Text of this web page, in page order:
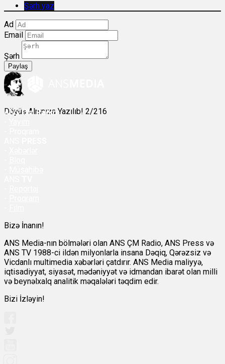
Şərh yaz
Ad
Email
Şərh
Paylaş
Döyüş Alnınıza Yazılıb! 2/216
ANSÇM Radio
Bizə İnanın!
ANS Media-nın bölmələri olan ANS ÇM Radio, ANS Press və
ANS TV 1988-ci ildən milyonlarla insana Dəqiq, Qərəzsiz və
Vicdanlı multimedia xəbərləri çatdırır. ANS Media maliyyə,
iqtisadiyyat, siyasət, mədəniyyət və idmandan ibarət olan milli
və beynəlxalq analitik məqalələri təqdim edir.
Bizi İzləyin!